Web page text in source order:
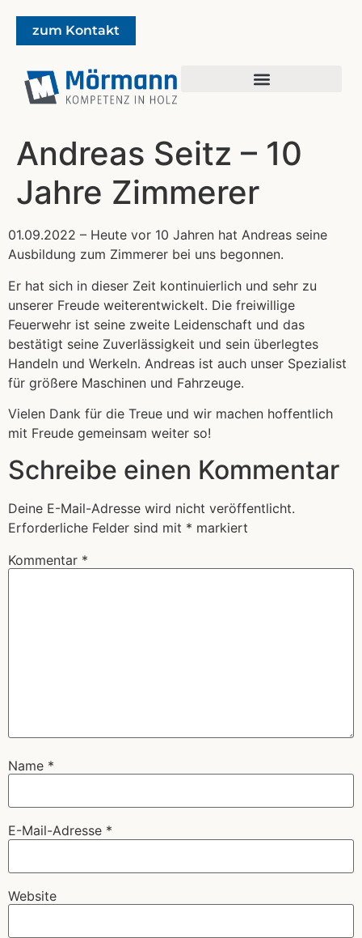
zum Kontakt
Andreas Seitz – 10
Jahre Zimmerer
01.09.2022 – Heute vor 10 Jahren hat Andreas seine
Ausbildung zum Zimmerer bei uns begonnen.
Er hat sich in dieser Zeit kontinuierlich und sehr zu
unserer Freude weiterentwickelt. Die freiwillige
Feuerwehr ist seine zweite Leidenschaft und das
bestätigt seine Zuverlässigkeit und sein überlegtes
Handeln und Werkeln. Andreas ist auch unser Spezialist
für größere Maschinen und Fahrzeuge.
Vielen Dank für die Treue und wir machen hoffentlich
mit Freude gemeinsam weiter so!
Schreibe einen Kommentar
Deine E-Mail-Adresse wird nicht veröffentlicht.
Erforderliche Felder sind mit * markiert
Kommentar *
Name *
E-Mail-Adresse *
Website